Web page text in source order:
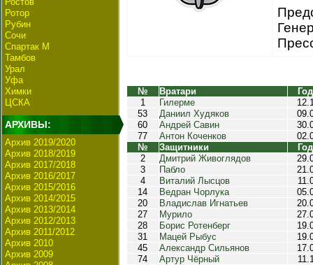
Ротор
Рубин
Сочи
Спартак М
Тамбов
Урал
Уфа
Химки
ЦСКА
АРХИВЫ:
Архив 2019/2020
Архив 2018/2019
Архив 2017/2018
Архив 2016/2017
Архив 2015/2016
Архив 2014/2015
Архив 2013/2014
Архив 2012/2013
Архив 2011/2012
Архив 2010
Архив 2009
№ Вратари
1
Гилерме
53
Даниил Худяков
60
Андрей Савин
77
Антон Коченков
№
Защитники
2
Дмитрий Живоглядов
3
Пабло
4
Виталий Лысцов
14
Ведран Чорлука
20
Владислав Игнатьев
27
Мурило
28
Борис Ротенберг
31
Мацей Рыбус
45
Александр Сильянов
74
Артур Чёрный